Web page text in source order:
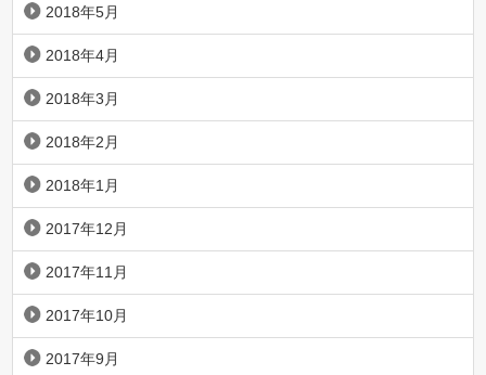
2018年5月
2018年4月
2018年3月
2018年2月
2018年1月
2017年12月
2017年11月
2017年10月
2017年9月